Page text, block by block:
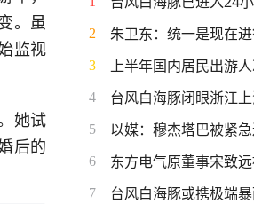
。虽
监视
她试
后的
2 朱卫东：统一是现在
3 上半年国内居民出游
4
5 以媒：穆杰塔巴被紧
6 东方电气原董事宋致
7 台风白海豚或携极端